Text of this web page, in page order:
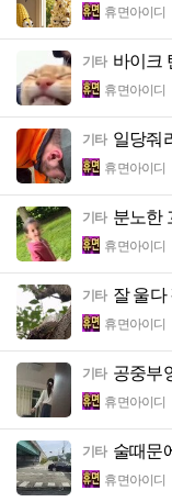
휴면아이디
기타 바이크
휴면아이디
기타 일당줘
휴면아이디
기타 분노한
휴면아이디
기타 잘 울다
휴면아이디
기타 공중부
휴면아이디
기타 술때문
휴면아이디